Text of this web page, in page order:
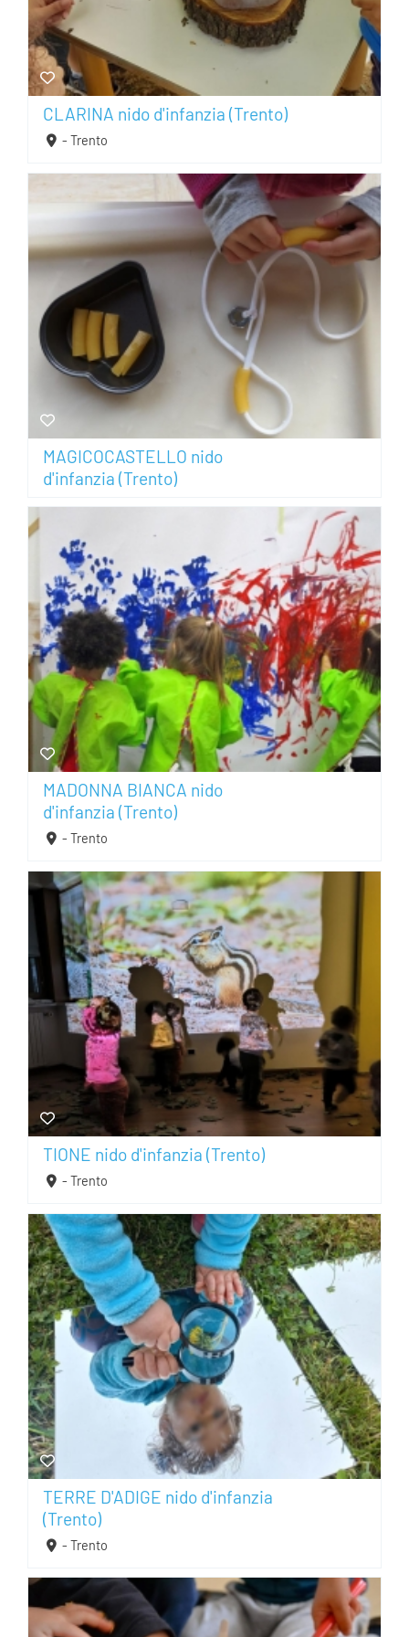
AREA SOCI
AREA RISERVATA
CONTATTI
LAVORA CON NOI
CLARINA nido d'infanzia (Trento)
- Trento
MAGICOCASTELLO nido
d'infanzia (Trento)
MADONNA BIANCA nido
d'infanzia (Trento)
- Trento
TIONE nido d'infanzia (Trento)
- Trento
TERRE D'ADIGE nido d'infanzia
(Trento)
- Trento